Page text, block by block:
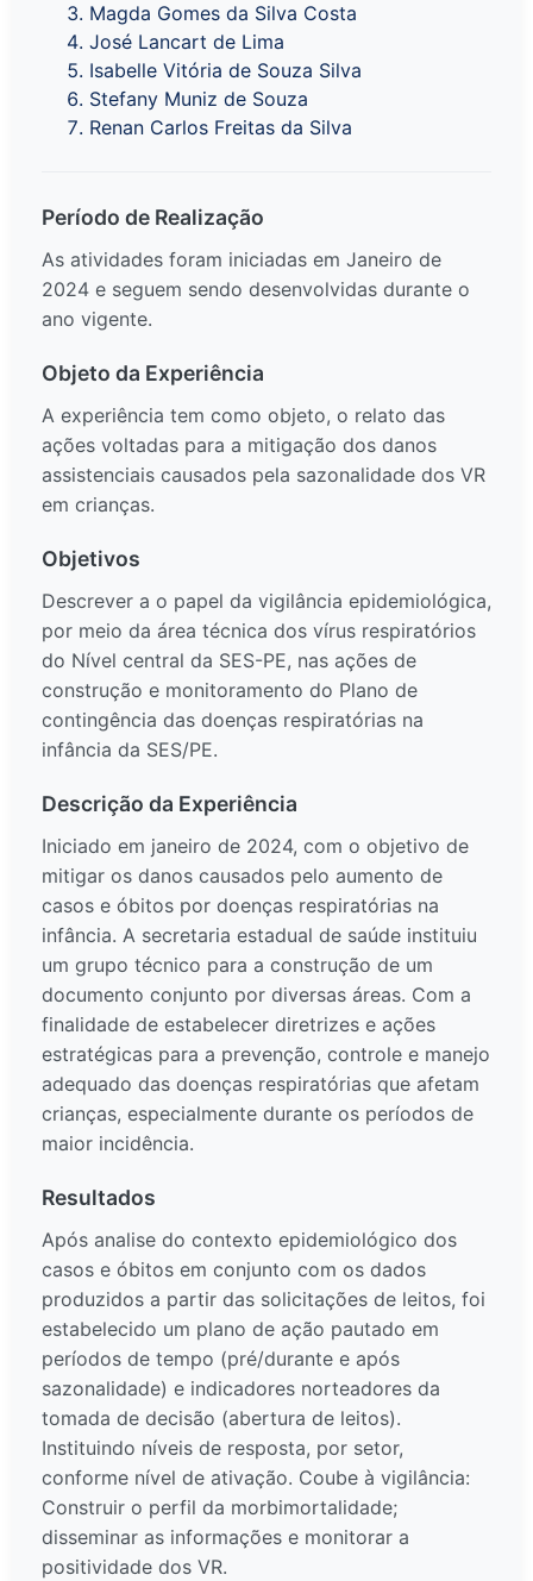
Magda Gomes da Silva Costa
José Lancart de Lima
Isabelle Vitória de Souza Silva
Stefany Muniz de Souza
Renan Carlos Freitas da Silva
Período de Realização
As atividades foram iniciadas em Janeiro de
2024 e seguem sendo desenvolvidas durante o
ano vigente.
Objeto da Experiência
A experiência tem como objeto, o relato das
ações voltadas para a mitigação dos danos
assistenciais causados pela sazonalidade dos VR
em crianças.
Objetivos
Descrever a o papel da vigilância epidemiológica,
por meio da área técnica dos vírus respiratórios
do Nível central da SES-PE, nas ações de
construção e monitoramento do Plano de
contingência das doenças respiratórias na
infância da SES/PE.
Descrição da Experiência
Iniciado em janeiro de 2024, com o objetivo de
mitigar os danos causados pelo aumento de
casos e óbitos por doenças respiratórias na
infância. A secretaria estadual de saúde instituiu
um grupo técnico para a construção de um
documento conjunto por diversas áreas. Com a
finalidade de estabelecer diretrizes e ações
estratégicas para a prevenção, controle e manejo
adequado das doenças respiratórias que afetam
crianças, especialmente durante os períodos de
maior incidência.
Resultados
Após analise do contexto epidemiológico dos
casos e óbitos em conjunto com os dados
produzidos a partir das solicitações de leitos, foi
estabelecido um plano de ação pautado em
períodos de tempo (pré/durante e após
sazonalidade) e indicadores norteadores da
tomada de decisão (abertura de leitos).
Instituindo níveis de resposta, por setor,
conforme nível de ativação. Coube à vigilância:
Construir o perfil da morbimortalidade;
disseminar as informações e monitorar a
positividade dos VR.